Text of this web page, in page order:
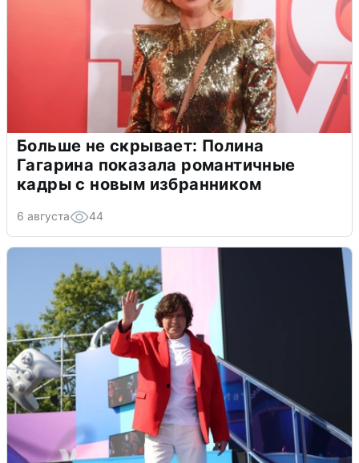
Больше не скрывает: Полина
Гагарина показала романтичные
кадры с новым избранником
6 августа 44